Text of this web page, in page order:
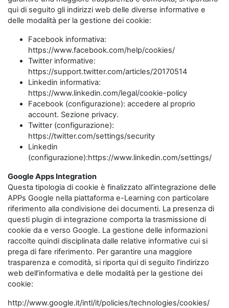
qui di seguito gli indirizzi web delle diverse informative e
delle modalità per la gestione dei cookie:
Facebook informativa:
https://www.facebook.com/help/cookies/
Twitter informative:
https://support.twitter.com/articles/20170514
Linkedin informativa:
https://www.linkedin.com/legal/cookie-policy
Facebook (configurazione): accedere al proprio
account. Sezione privacy.
Twitter (configurazione):
https://twitter.com/settings/security
Linkedin
(configurazione):https://www.linkedin.com/settings/
Google Apps Integration
Questa tipologia di cookie è finalizzato all’integrazione delle
APPs Google nella piattaforma e-Learning con particolare
riferimento alla condivisione dei documenti. La presenza di
questi plugin di integrazione comporta la trasmissione di
cookie da e verso Google. La gestione delle informazioni
raccolte quindi disciplinata dalle relative informative cui si
prega di fare riferimento. Per garantire una maggiore
trasparenza e comodità, si riporta qui di seguito l’indirizzo
web dell’informativa e delle modalità per la gestione dei
cookie:
http://www.google.it/intl/it/policies/technologies/cookies/